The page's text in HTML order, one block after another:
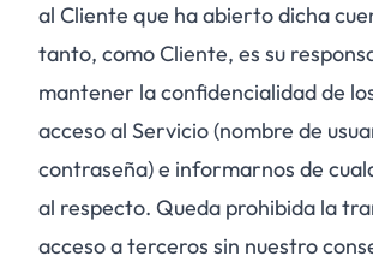
al Cliente que ha abierto dicha
tanto, como Cliente, es su
mantener la confidencialidad de
acceso al Servicio (nombre de
contraseña) e informarnos de
al respecto. Queda prohibida la
acceso a terceros sin nuestro